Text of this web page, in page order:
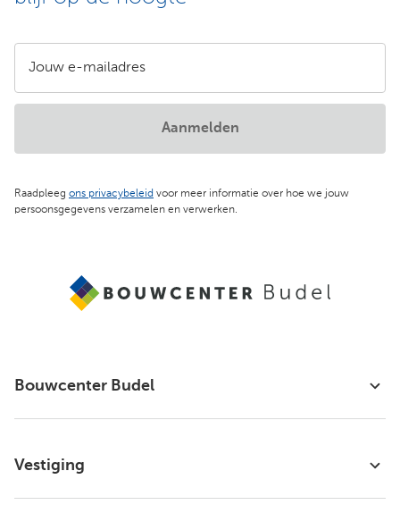
Jouw e-mailadres
Raadpleeg ons privacybeleid voor meer informatie over hoe we jouw
persoonsgegevens verzamelen en verwerken.
Aanmelden
Bouwcenter Budel
Vestiging